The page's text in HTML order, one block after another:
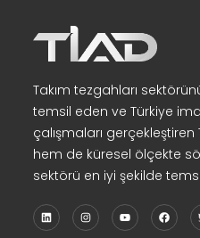
Takım tezgahları
temsil eden ve Türkiye
çalışmaları gerçekleştiren
hem de küresel ölçekte
sektörü en iyi şekilde